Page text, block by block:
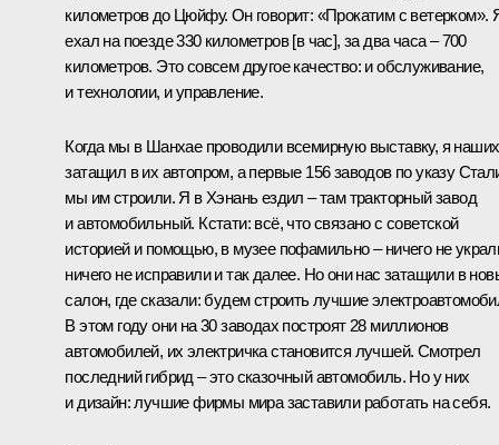
километров до Цюйфу. Он говорит: «Прокатим с ветерком».
ехал на поезде 330 километров [в час], за два часа – 700
километров. Это совсем другое качество: и обслуживание,
и технологии, и управление.
Когда мы в Шанхае проводили всемирную выставку, я наших
затащил в их автопром, а первые 156 заводов по указу
мы им строили. Я в Хэнань ездил – там тракторный завод
и автомобильный. Кстати: всё, что связано с советской
историей и помощью, в музее пофамильно – ничего не
ничего не исправили и так далее. Но они нас затащили в
салон, где сказали: будем строить лучшие
В этом году они на 30 заводах построят 28 миллионов
автомобилей, их электричка становится лучшей. Смотрел
последний гибрид – это сказочный автомобиль. Но у них
и дизайн: лучшие фирмы мира заставили работать на себя.